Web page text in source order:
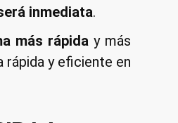
inmediata.
más rápida y más
y eficiente en